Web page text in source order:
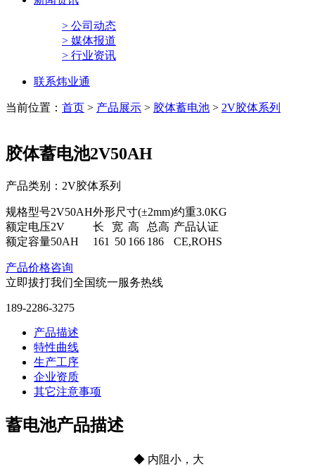
> 公司动态
> 媒体报道
> 行业资讯
联系炜业通
当前位置： 首页 > 产品展示 > 胶体蓄电池 > 2V胶体系列
胶体蓄电池2V50AH
产品类别：2V胶体系列
规格型号2V50AH外形尺寸(±2mm)约重3.0KG
额定电压2V 长 宽 高 总高 产品认证
额定容量50AH 161 50 166 186 CE,ROHS
产品价格咨询
立即拔打我们全国统一服务热线
189-2286-3275
产品描述
特性曲线
生产工序
企业资质
其它注意事项
蓄电池产品描述
◆ 内阻小，大